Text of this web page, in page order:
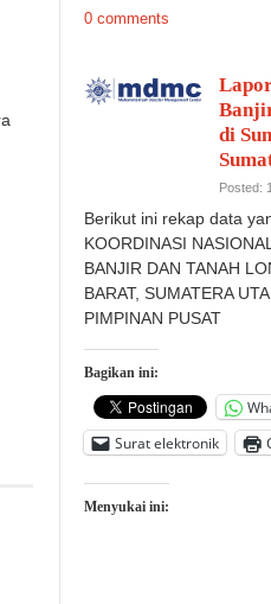
0 comments
di
Posted:
Berikut ini rekap data
KOORDINASI
BANJIR DAN TANAH
BARAT, SUMATERA
PIMPINAN PUSAT
Bagikan ini:
Surat elektronik
Menyukai ini: